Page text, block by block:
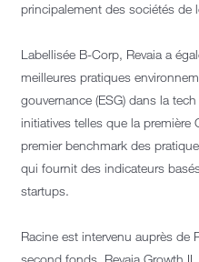
principalement des sociétés de
Labellisée B-Corp, Revaia a
meilleures pratiques
gouvernance (ESG) dans la
initiatives telles que la première
premier benchmark des
qui fournit des indicateurs
startups.
Racine est intervenu auprès de
second fonds, Revaia Growth